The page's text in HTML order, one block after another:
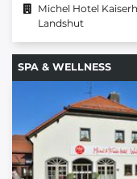
Michel Hotel
Landshut
SPA & WELLNESS